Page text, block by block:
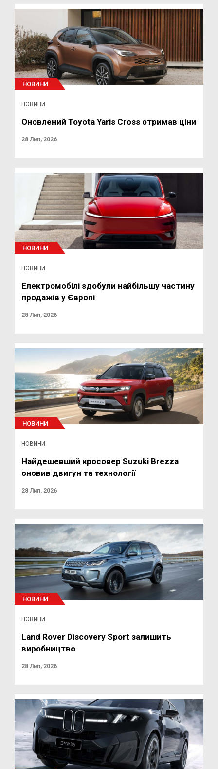
НОВИНИ
НОВИНИ
Оновлений Toyota Yaris Cross отримав ціни
28 Лип, 2026
НОВИНИ
НОВИНИ
Електромобілі здобули найбільшу частину
продажів у Європі
28 Лип, 2026
НОВИНИ
НОВИНИ
Найдешевший кросовер Suzuki Brezza
оновив двигун та технології
28 Лип, 2026
НОВИНИ
НОВИНИ
Land Rover Discovery Sport залишить
виробництво
28 Лип, 2026